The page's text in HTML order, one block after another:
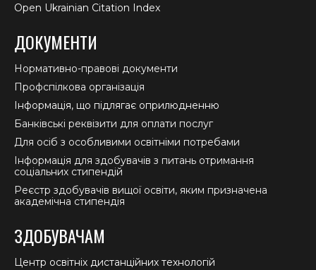
Open Ukrainian Citation Index
ДОКУМЕНТИ
Нормативно-правові документи
Профспілкова організація
Інформація, що підлягає оприлюдненню
Банківські реквізити для оплати послуг
Для осіб з особливими освітніми потребами
Інформація для здобувачів з питань отримання
соціальних стипендій
Реєстр здобувачів вищої освіти, яким призначена
академічна стипендія
ЗДОБУВАЧАМ
Центр освітніх дистанційних технологій